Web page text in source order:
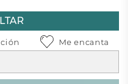
Me encanta